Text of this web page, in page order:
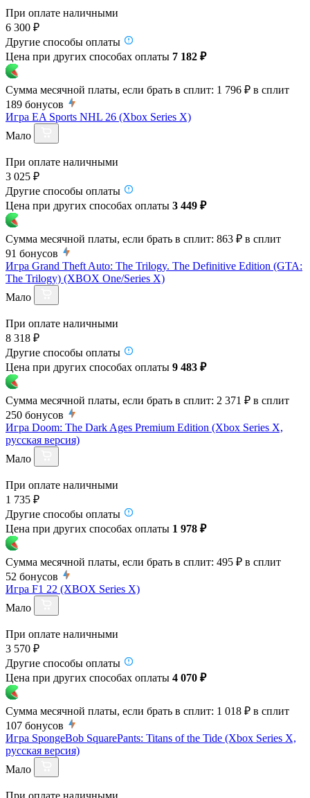
При оплате наличными
6 300 ₽
Другие способы оплаты
Цена при других способах оплаты 7 182 ₽
Сумма месячной платы, если брать в сплит: 1 796 ₽ в сплит
189 бонусов
Игра EA Sports NHL 26 (Xbox Series X)
Мало
При оплате наличными
3 025 ₽
Другие способы оплаты
Цена при других способах оплаты 3 449 ₽
Сумма месячной платы, если брать в сплит: 863 ₽ в сплит
91 бонусов
Игра Grand Theft Auto: The Trilogy. The Definitive Edition (GTA:
The Trilogy) (XBOX One/Series X)
Мало
При оплате наличными
8 318 ₽
Другие способы оплаты
Цена при других способах оплаты 9 483 ₽
Сумма месячной платы, если брать в сплит: 2 371 ₽ в сплит
250 бонусов
Игра Doom: The Dark Ages Premium Edition (Xbox Series X,
русская версия)
Мало
При оплате наличными
1 735 ₽
Другие способы оплаты
Цена при других способах оплаты 1 978 ₽
Сумма месячной платы, если брать в сплит: 495 ₽ в сплит
52 бонусов
Игра F1 22 (XBOX Series X)
Мало
При оплате наличными
3 570 ₽
Другие способы оплаты
Цена при других способах оплаты 4 070 ₽
Сумма месячной платы, если брать в сплит: 1 018 ₽ в сплит
107 бонусов
Игра SpongeBob SquarePants: Titans of the Tide (Xbox Series X,
русская версия)
Мало
При оплате наличными